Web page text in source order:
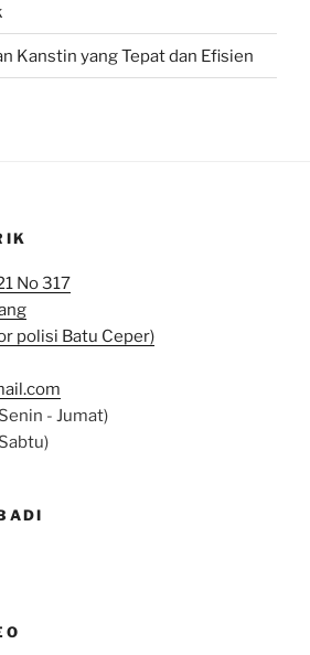
Kanstin yang Tepat dan Efisien
No 317
polisi Batu Ceper)
- Jumat)